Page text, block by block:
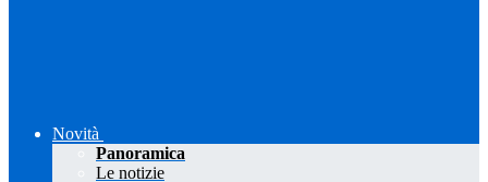
Novità
Panoramica
Le notizie